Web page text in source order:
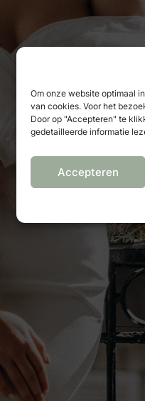
Om onze website optimaal
van cookies. Voor het
Door op "Accepteren" te
gedetailleerde informatie
Accepteren